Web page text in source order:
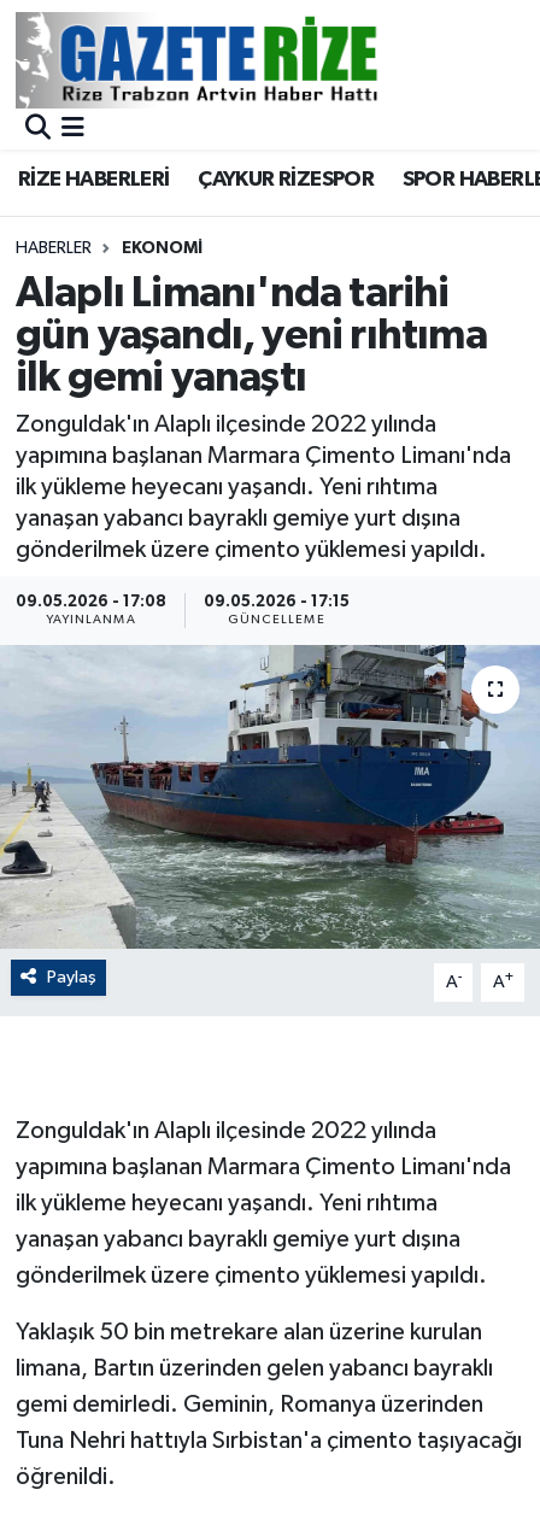
RİZE HABERLERİ ÇAYKUR RİZESPOR SPOR
HABERLER EKONOMİ
Alaplı Limanı'nda tarihi
gün yaşandı, yeni rıhtıma
ilk gemi yanaştı
Zonguldak'ın Alaplı ilçesinde 2022 yılında
yapımına başlanan Marmara Çimento Limanı'nda
ilk yükleme heyecanı yaşandı. Yeni rıhtıma
yanaşan yabancı bayraklı gemiye yurt dışına
gönderilmek üzere çimento yüklemesi yapıldı.
09.05.2026 - 17:08
YAYINLANMA
09.05.2026 - 17:15
GÜNCELLEME
Paylaş A- A+
Zonguldak'ın Alaplı ilçesinde 2022 yılında
yapımına başlanan Marmara Çimento Limanı'nda
ilk yükleme heyecanı yaşandı. Yeni rıhtıma
yanaşan yabancı bayraklı gemiye yurt dışına
gönderilmek üzere çimento yüklemesi yapıldı.
Yaklaşık 50 bin metrekare alan üzerine kurulan
limana, Bartın üzerinden gelen yabancı bayraklı
gemi demirledi. Geminin, Romanya üzerinden
Tuna Nehri hattıyla Sırbistan'a çimento taşıyacağı
öğrenildi.
BÖLGEMİZ
Asayiş
Rize Jandarma Komutanlığı
Bilim Teknoloji
Bölge
Advertising news
Canlı Maç
Dış Haberler
Dünya
EĞİTİM
EKONOMİ
English News
Finans
GENEL
GÜNDEM
HABERDE İNSAN
İNSAN
İş Dünyası
Merkez Nöbetçi Eczaneler
Merkez Trafik Yoğunluk Haritası
Süper Lig Puan Durumu ve Fikstür
Tüm Manşetler
Son Dakika Haberleri
Haber Arşivi